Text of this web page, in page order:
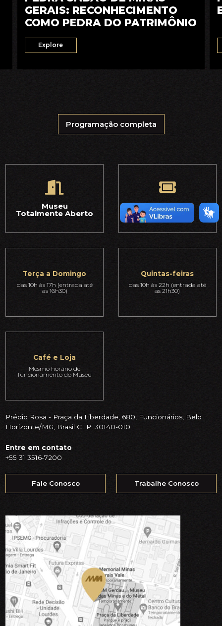
GERAIS: RECONHECIMENTO
COMO PEDRA DO PATRIMÔNIO
Explore
Programação completa
Museu
Totalmente Aberto
Entrada
Gratuita
Terça a Domingo
das 10h às 17h (entrada até
as 16h30)
Quintas-feiras
das 10h às 22h (entrada até
as 21h30)
Café e Loja
Mesmo horário de
funcionamento do Museu
Prédio Rosa - Praça da Liberdade, 680, Funcionários, Belo
Horizonte/MG, Brasil CEP: 30140-010
Entre em contato
+55 31 3516-7200
Fale Conosco Trabalhe Conosco